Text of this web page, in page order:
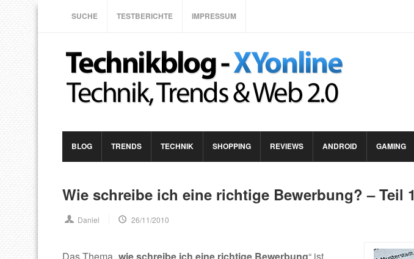
SUCHE TESTBERICHTE IMPRESSUM
BLOG TRENDS TECHNIK SHOPPING REVIEWS ANDROID GAMING
Wie schreibe ich eine richtige Bewerbung? – Teil 1
Daniel 26/11/2010